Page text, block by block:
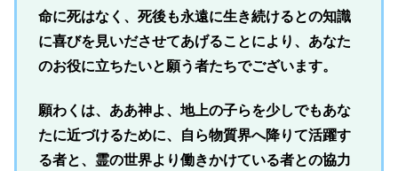
命に死はなく、死後も永遠に生き続けるとの知識
に喜びを見いださせてあげることにより、あなた
のお役に立ちたいと願う者たちでございます。
願わくは、ああ神よ、地上の子らを少しでもあな
たに近づけるために、自ら物質界へ降りて活躍す
る者と、霊の世界より働きかけている者との協力